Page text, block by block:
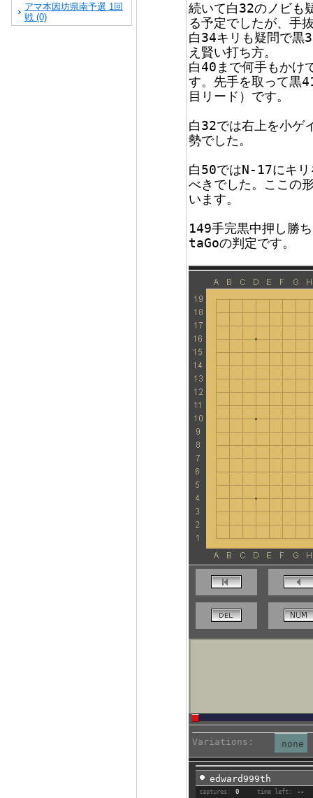
アマ本因坊県南予選 1回
戦 (0)
続いて白32のノビも
る予定でしたが、手
白34キリも疑問で黒
え賢い打ち方。
白40まで何手もかけ
す。先手を取って黒
目リード）です。
白32では右上を小ゲ
勢でした。
白50ではN-17にキリ
べきでした。ここの
います。
149手完黒中押し勝
taGoの判定です。
Variations: none
edward999th
captures: 0 time left: --